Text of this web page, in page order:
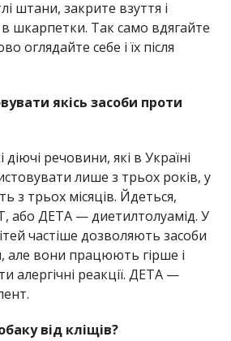
штани, закрите взуття і
шкарпетки. Так само вдягайте
оглядайте себе і їх після
якісь засоби проти
речовини, які в Україні
лише з трьох років, у
трьох місяців. Йдеться,
або ДЕТА — диетилтолуамід. У
частіше дозволяють засоби
але вони працюють гірше і
алергічні реакції. ДЕТА —
від кліщів?